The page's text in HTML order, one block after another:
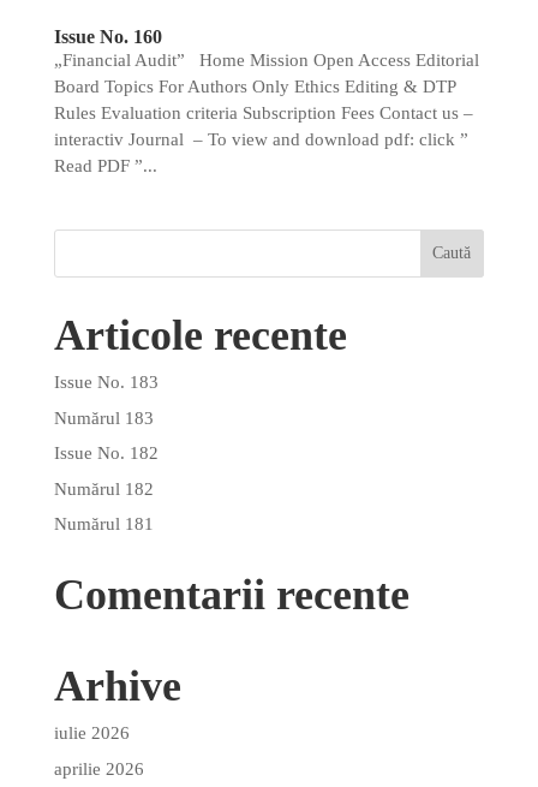
Issue No. 160
„Financial Audit” Home Mission Open Access Editorial
Board Topics For Authors Only Ethics Editing & DTP
Rules Evaluation criteria Subscription Fees Contact us –
interactiv Journal – To view and download pdf: click ”
Read PDF ”...
Articole recente
Issue No. 183
Numărul 183
Issue No. 182
Numărul 182
Numărul 181
Comentarii recente
Arhive
iulie 2026
aprilie 2026